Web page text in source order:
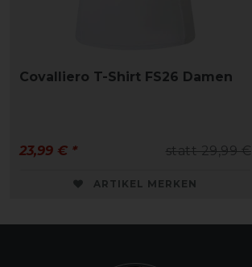
Covalliero T-Shirt FS26 Damen
statt 29,99 €
23,99 € *
ARTIKEL MERKEN